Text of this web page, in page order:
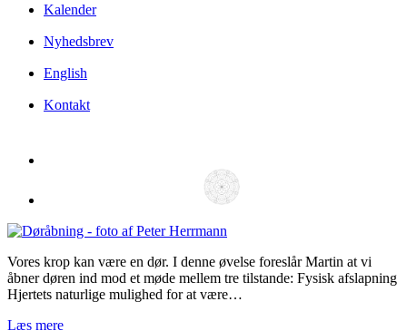
Kalender
Nyhedsbrev
English
Kontakt
Vores krop kan være en dør. I denne øvelse foreslår Martin at vi
åbner døren ind mod et møde mellem tre tilstande: Fysisk afslapning
Hjertets naturlige mulighed for at være…
Læs mere